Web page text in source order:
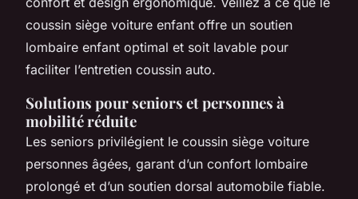
coussin siège voiture enfant offre un soutien
lombaire enfant optimal et soit lavable pour
faciliter l’entretien coussin auto.
Solutions pour seniors et personnes à
mobilité réduite
Les seniors privilégient le coussin siège voiture
personnes âgées, garant d’un confort lombaire
prolongé et d’un soutien dorsal automobile fiable.